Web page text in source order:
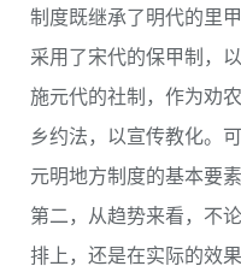
制度既继承了明代的里
采用了宋代的保甲制，
施元代的社制，作为劝
乡约法，以宣传教化。
元明地方制度的基本要素
第二，从趋势来看，不
排上，还是在实际的效